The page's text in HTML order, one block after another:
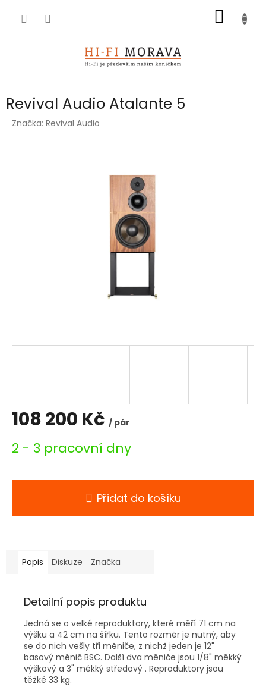
KOŠÍK
Revival Audio Atalante 5
Značka: Revival Audio
108 200 Kč / pár
cena:
2 - 3 pracovní dny
Přidat do košíku
Popis Diskuze Značka
Detailní popis produktu
Jedná se o velké reproduktory, které měří 71 cm na
výšku a 42 cm na šířku. Tento rozměr je nutný, aby
se do nich vešly tři měniče, z nichž jeden je 12"
basový měnič BSC. Další dva měniče jsou 1/8" měkký
výškový a 3" měkký středový . Reproduktory jsou
těžké 33 kg.